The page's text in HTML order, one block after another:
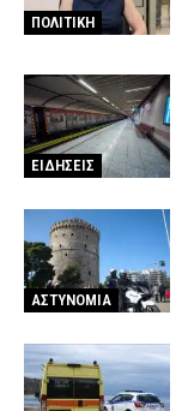
ΠΟΛΙΤΙΚΗ
ΕΙΔΗΣΕΙΣ
ΑΣΤΥΝΟΜΙΑ